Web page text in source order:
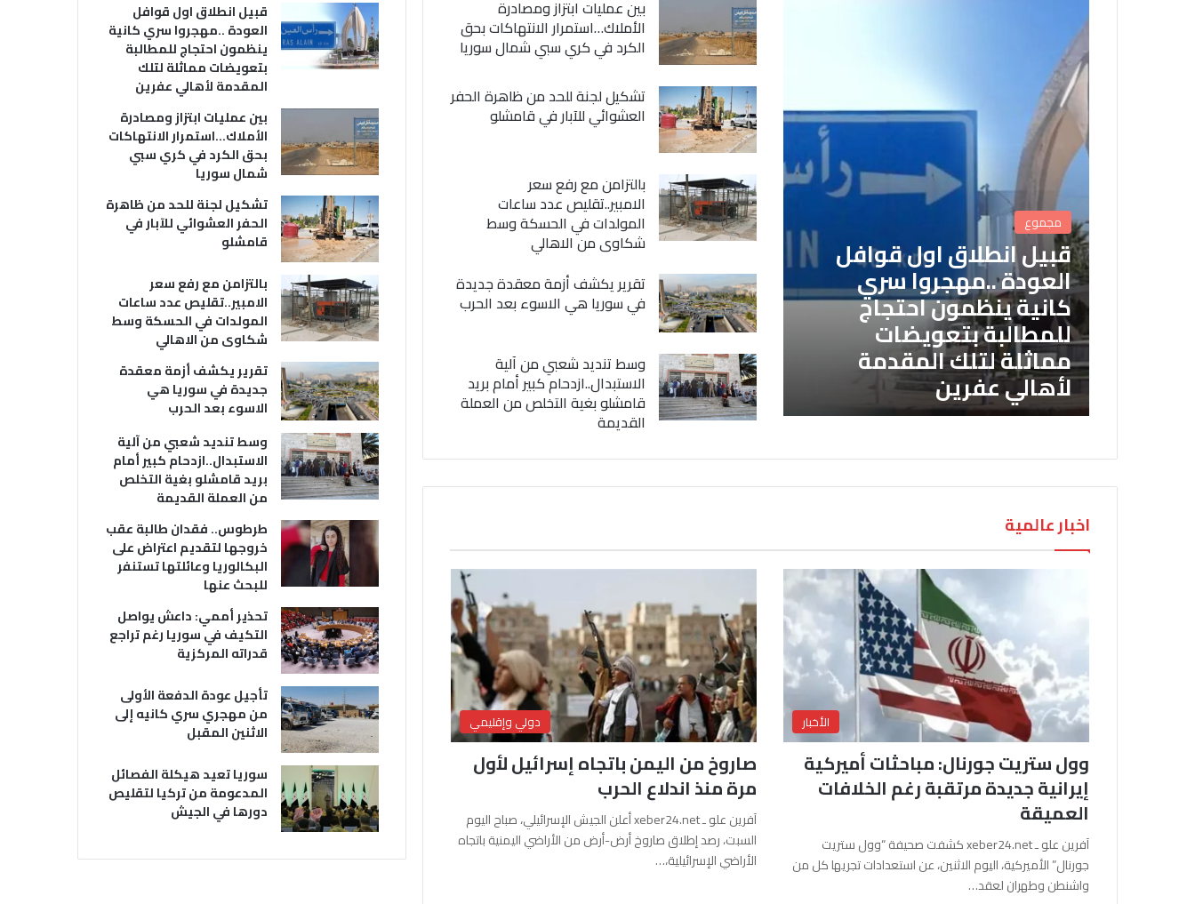
مجموع
قبيل انطلاق اول قوافل
العودة ..مهجروا سري
كانية ينظمون احتجاج
للمطالبة بتعويضات
مماثلة لتلك المقدمة
لأهالي عفرين
بين عمليات ابتزاز ومصادرة
الأملاك…استمرار الانتهاكات بحق
الكرد في كري سبي شمال سوريا
تشكيل لجنة للحد من ظاهرة الحفر
العشوائي للآبار في قامشلو
بالتزامن مع رفع سعر
الامبير..تقليص عدد ساعات
المولدات في الحسكة وسط
شكاوى من الاهالي
تقرير يكشف أزمة معقدة جديدة
في سوريا هي الاسوء بعد الحرب
وسط تنديد شعبي من آلية
الاستبدال..ازدحام كبير أمام بريد
قامشلو بغية التخلص من العملة
القديمة
اخبار عالمية
الأخبار
وول ستريت جورنال: مباحثات أميركية
إيرانية جديدة مرتقبة رغم الخلافات
العميقة
آفرين علو ـ xeber24.net كشفت صحيفة “وول ستريت
جورنال” الأميركية، اليوم الاثنين، عن استعدادات تجريها كل من
واشنطن وطهران لعقد…
دولي وإقليمي
صاروخ من اليمن باتجاه إسرائيل لأول
مرة منذ اندلاع الحرب
آفرين علو ـ xeber24.net أعلن الجيش الإسرائيلي، صباح اليوم
السبت، رصد إطلاق صاروخ أرض-أرض من الأراضي اليمنية باتجاه
الأراضي الإسرائيلية،…
قبيل انطلاق اول قوافل
العودة ..مهجروا سري كانية
ينظمون احتجاج للمطالبة
بتعويضات مماثلة لتلك
المقدمة لأهالي عفرين
بين عمليات ابتزاز ومصادرة
الأملاك…استمرار الانتهاكات
بحق الكرد في كري سبي
شمال سوريا
تشكيل لجنة للحد من ظاهرة
الحفر العشوائي للآبار في
قامشلو
بالتزامن مع رفع سعر
الامبير..تقليص عدد ساعات
المولدات في الحسكة وسط
شكاوى من الاهالي
تقرير يكشف أزمة معقدة
جديدة في سوريا هي
الاسوء بعد الحرب
وسط تنديد شعبي من آلية
الاستبدال..ازدحام كبير أمام
بريد قامشلو بغية التخلص
من العملة القديمة
طرطوس.. فقدان طالبة عقب
خروجها لتقديم اعتراض على
البكالوريا وعائلتها تستنفر
للبحث عنها
تحذير أممي: داعش يواصل
التكيف في سوريا رغم تراجع
قدراته المركزية
تأجيل عودة الدفعة الأولى
من مهجري سري كانيه إلى
الاثنين المقبل
سوريا تعيد هيكلة الفصائل
المدعومة من تركيا لتقليص
دورها في الجيش